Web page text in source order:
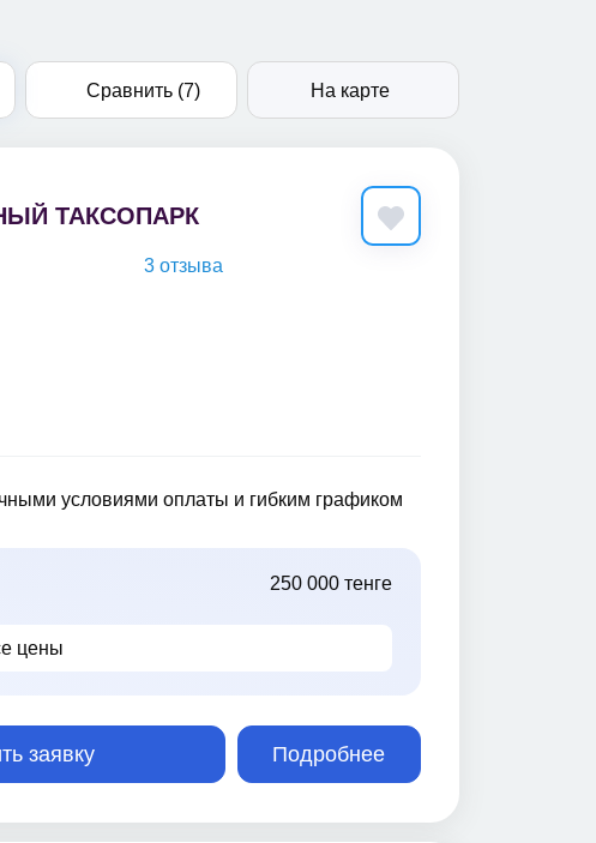
Сравнить (7) На карте
ТАКСОПАРК
3 отзыва
условиями оплаты и гибким графиком
250 000 тенге
цены
заявку Подробнее